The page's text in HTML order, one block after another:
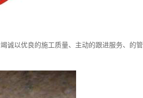
诚以优良的施工质量、主动的跟进服务、的管